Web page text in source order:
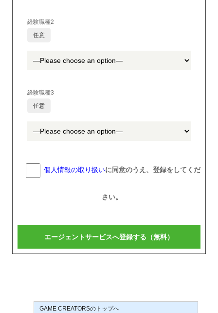
経験職種2
任意
経験職種3
任意
個人情報の取り扱いに同意のうえ、登録をしてくだ
さい。
GAME CREATORSのトップへ